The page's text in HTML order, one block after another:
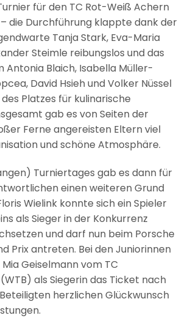
für den TC Rot-Weiß Achern
die Durchführung klappte dank der
Tanja Stark, Eva-Maria
Steimle reibungslos und das
Antonia Blaich, Isabella Müller-
David Hsieh und Volker Nüssel
Platzes für kulinarische
gab es von Seiten der
Ferne angereisten Eltern viel
und schöne Atmosphäre.
Turniertages gab es dann für
einen weiteren Grund
Wielink konnte sich ein Spieler
als Sieger in der Konkurrenz
und darf nun beim Porsche
Prix antreten. Bei den Juniorinnen
Geiselmann vom TC
als Siegerin das Ticket nach
herzlichen Glückwunsch